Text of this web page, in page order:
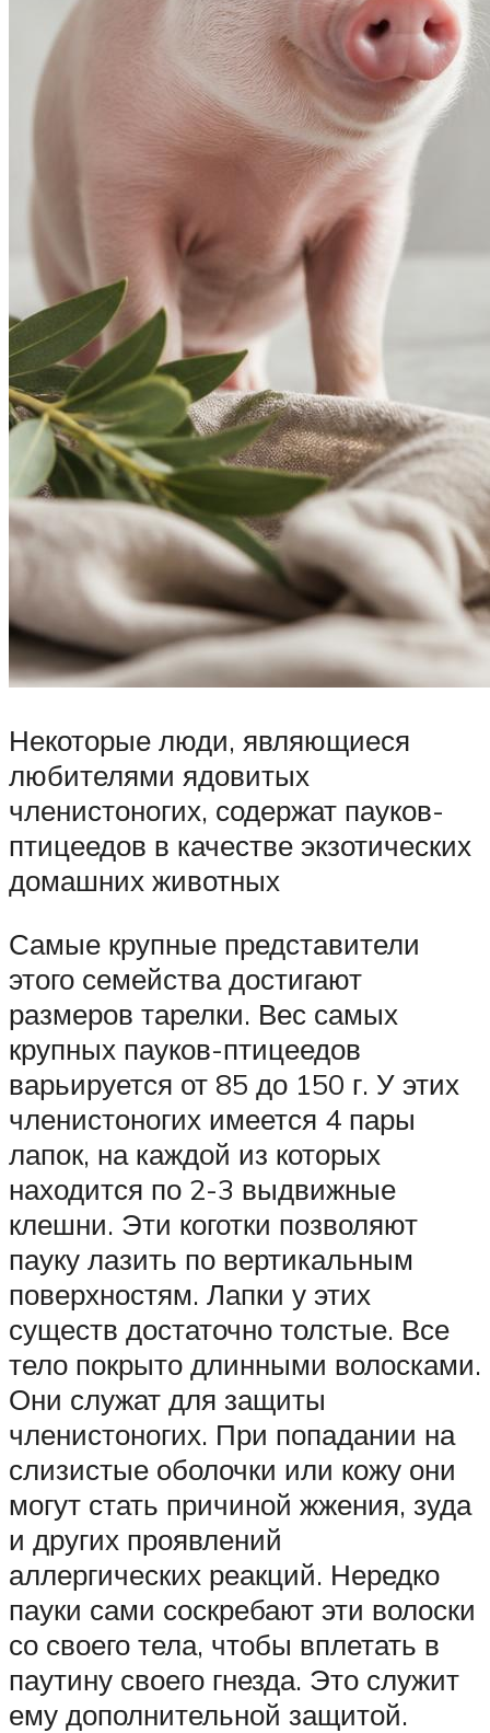
Некоторые люди, являющиеся
любителями ядовитых
членистоногих, содержат пауков-
птицеедов в качестве экзотических
домашних животных
Самые крупные представители
этого семейства достигают
размеров тарелки. Вес самых
крупных пауков-птицеедов
варьируется от 85 до 150 г. У этих
членистоногих имеется 4 пары
лапок, на каждой из которых
находится по 2-3 выдвижные
клешни. Эти коготки позволяют
пауку лазить по вертикальным
поверхностям. Лапки у этих
существ достаточно толстые. Все
тело покрыто длинными волосками.
Они служат для защиты
членистоногих. При попадании на
слизистые оболочки или кожу они
могут стать причиной жжения, зуда
и других проявлений
аллергических реакций. Нередко
пауки сами соскребают эти волоски
со своего тела, чтобы вплетать в
паутину своего гнезда. Это служит
ему дополнительной защитой.